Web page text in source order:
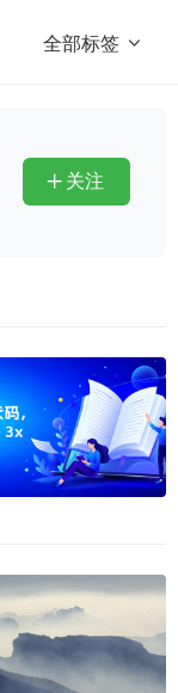
全部标签 
redis
 关注